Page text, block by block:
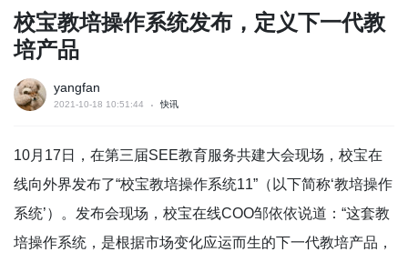
校宝教培操作系统发布，定义下一代教
培产品
yangfan
2021-10-18 10:51:44 快讯
10月17日，在第三届SEE教育服务共建大会现场，校宝在
线向外界发布了“校宝教培操作系统11”（以下简称‘教培操作
系统’）。发布会现场，校宝在线COO邹依依说道：“这套教
培操作系统，是根据市场变化应运而生的下一代教培产品，